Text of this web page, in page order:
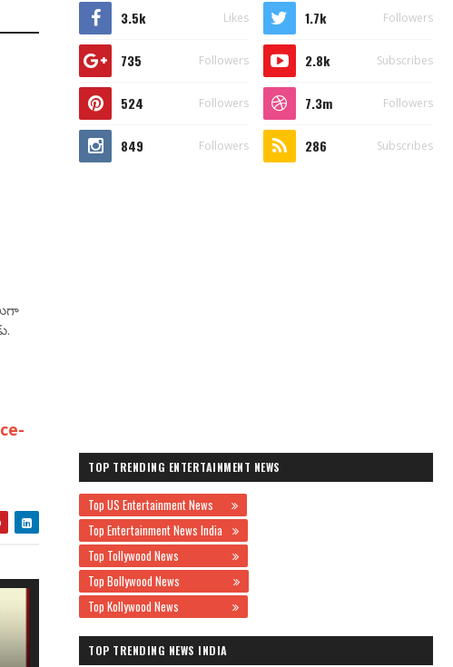
3.5k Likes 1.7k Followers
735 Followers 2.8k Subscribes
524 Followers 7.3m Followers
849 Followers 286 Subscribes
TOP TRENDING ENTERTAINMENT NEWS
Top US Entertainment News
Top Entertainment News India
Top Tollywood News
Top Bollywood News
Top Kollywood News
TOP TRENDING NEWS INDIA